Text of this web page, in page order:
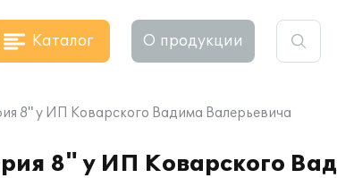
Каталог О продукции
8" у ИП Коварского Вадима Валерьевича
8" у ИП Коварского